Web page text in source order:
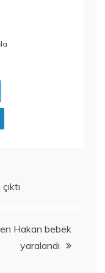
Hakan bebek
yaralandı